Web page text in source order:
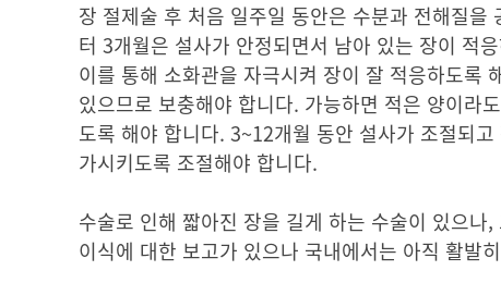
장 절제술 후 처음 일주일 동안은 수분과 전해질
터 3개월은 설사가 안정되면서 남아 있는 장이 적
이를 통해 소화관을 자극시켜 장이 잘 적응하도록
있으므로 보충해야 합니다. 가능하면 적은 양이라
도록 해야 합니다. 3~12개월 동안 설사가 조절되
가시키도록 조절해야 합니다.
수술로 인해 짧아진 장을 길게 하는 수술이 있으
이식에 대한 보고가 있으나 국내에서는 아직 활발